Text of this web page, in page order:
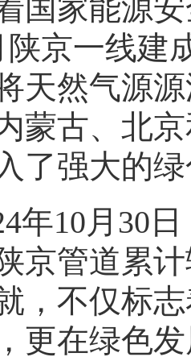
国家能源
陕京一线建
天然气源
蒙古、北
了强大的
年10月30
京管道累
，不仅标
更在绿色